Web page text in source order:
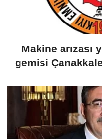
Makine arızası
gemisi